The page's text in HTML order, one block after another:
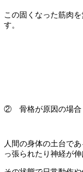
この固くなった筋肉
す。
② 骨格が原因の場合
人間の身体の土台で
っ張られたり神経が伸